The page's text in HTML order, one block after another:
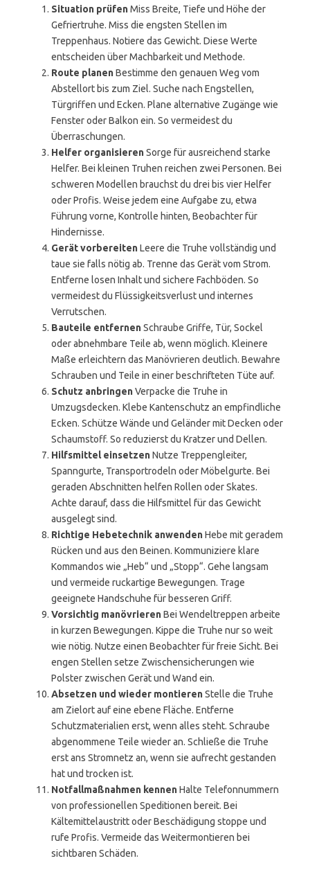
Situation prüfenMiss Breite, Tiefe und Höhe der
Gefriertruhe. Miss die engsten Stellen im
Treppenhaus. Notiere das Gewicht. Diese Werte
entscheiden über Machbarkeit und Methode.
Route planenBestimme den genauen Weg vom
Abstellort bis zum Ziel. Suche nach Engstellen,
Türgriffen und Ecken. Plane alternative Zugänge wie
Fenster oder Balkon ein. So vermeidest du
Überraschungen.
Helfer organisierenSorge für ausreichend starke
Helfer. Bei kleinen Truhen reichen zwei Personen. Bei
schweren Modellen brauchst du drei bis vier Helfer
oder Profis. Weise jedem eine Aufgabe zu, etwa
Führung vorne, Kontrolle hinten, Beobachter für
Hindernisse.
Gerät vorbereitenLeere die Truhe vollständig und
taue sie falls nötig ab. Trenne das Gerät vom Strom.
Entferne losen Inhalt und sichere Fachböden. So
vermeidest du Flüssigkeitsverlust und internes
Verrutschen.
Bauteile entfernenSchraube Griffe, Tür, Sockel
oder abnehmbare Teile ab, wenn möglich. Kleinere
Maße erleichtern das Manövrieren deutlich. Bewahre
Schrauben und Teile in einer beschrifteten Tüte auf.
Schutz anbringenVerpacke die Truhe in
Umzugsdecken. Klebe Kantenschutz an empfindliche
Ecken. Schütze Wände und Geländer mit Decken oder
Schaumstoff. So reduzierst du Kratzer und Dellen.
Hilfsmittel einsetzenNutze Treppengleiter,
Spanngurte, Transportrodeln oder Möbelgurte. Bei
geraden Abschnitten helfen Rollen oder Skates.
Achte darauf, dass die Hilfsmittel für das Gewicht
ausgelegt sind.
Richtige Hebetechnik anwendenHebe mit geradem
Rücken und aus den Beinen. Kommuniziere klare
Kommandos wie „Heb“ und „Stopp“. Gehe langsam
und vermeide ruckartige Bewegungen. Trage
geeignete Handschuhe für besseren Griff.
Vorsichtig manövrierenBei Wendeltreppen arbeite
in kurzen Bewegungen. Kippe die Truhe nur so weit
wie nötig. Nutze einen Beobachter für freie Sicht. Bei
engen Stellen setze Zwischensicherungen wie
Polster zwischen Gerät und Wand ein.
Absetzen und wieder montierenStelle die Truhe
am Zielort auf eine ebene Fläche. Entferne
Schutzmaterialien erst, wenn alles steht. Schraube
abgenommene Teile wieder an. Schließe die Truhe
erst ans Stromnetz an, wenn sie aufrecht gestanden
hat und trocken ist.
Notfallmaßnahmen kennenHalte Telefonnummern
von professionellen Speditionen bereit. Bei
Kältemittelaustritt oder Beschädigung stoppe und
rufe Profis. Vermeide das Weitermontieren bei
sichtbaren Schäden.